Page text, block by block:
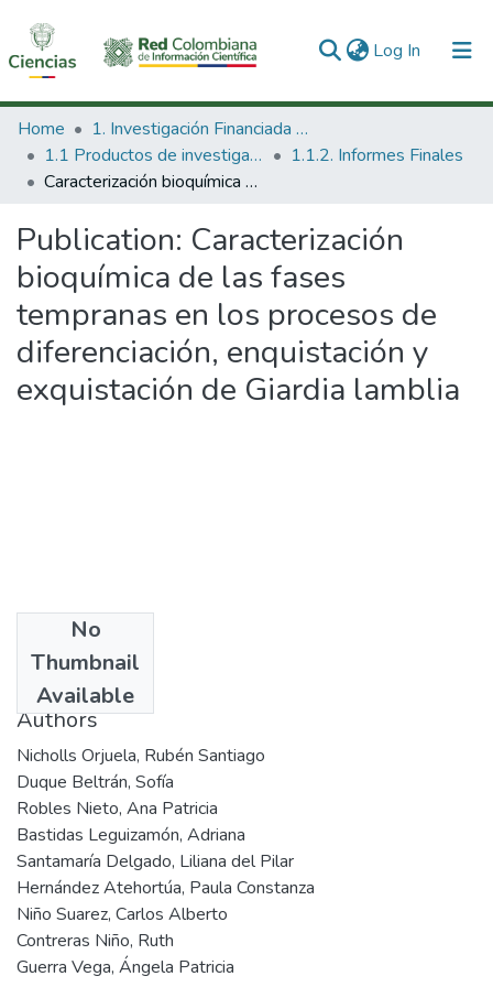
Log In (current)
Communities & Collections
All of DSpace
Home
1. Investigación Financiada con Recursos Públicos
1.1 Productos de investigación
1.1.2. Informes Finales
Caracterización bioquímica de las fases tempranas en los procesos de diferenciación, enquistación y exquistación de Giardia lamblia
Publication: Caracterización
bioquímica de las fases
tempranas en los procesos de
diferenciación, enquistación y
exquistación de Giardia lamblia
No
Thumbnail
Available
2003
Authors
Nicholls Orjuela, Rubén Santiago
Duque Beltrán, Sofía
Robles Nieto, Ana Patricia
Bastidas Leguizamón, Adriana
Santamaría Delgado, Liliana del Pilar
Hernández Atehortúa, Paula Constanza
Niño Suarez, Carlos Alberto
Contreras Niño, Ruth
Guerra Vega, Ángela Patricia